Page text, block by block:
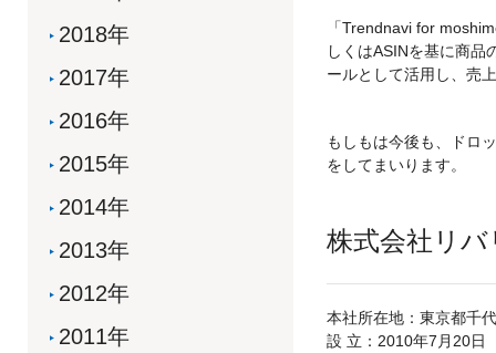
「Trendnavi for
しくはASINを基に商品
ールとして活用し、売
もしもは今後も、ドロ
をしてまいります。
株式会社リ
本社所在地：東京都千
設 立：2010年7月20日
2018年
2017年
2016年
2015年
2014年
2013年
2012年
2011年